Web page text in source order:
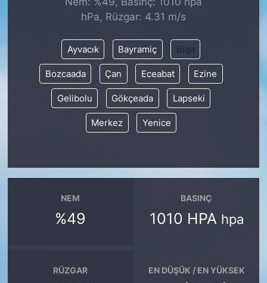
hPa, Rüzgar: 4.31 m/s
Ayvacık Bayramiç Biga
Bozcaada Çan Eceabat Ezine
Gelibolu Gökçeada Lapseki
Merkez Yenice
NEM
%49
BASINÇ
1010 HPA hpa
RÜZGAR EN DÜŞÜK / EN YÜKSEK
KONGRE TAKVİMİ
RÖPORTAJLAR
BİYOGRAFİLER